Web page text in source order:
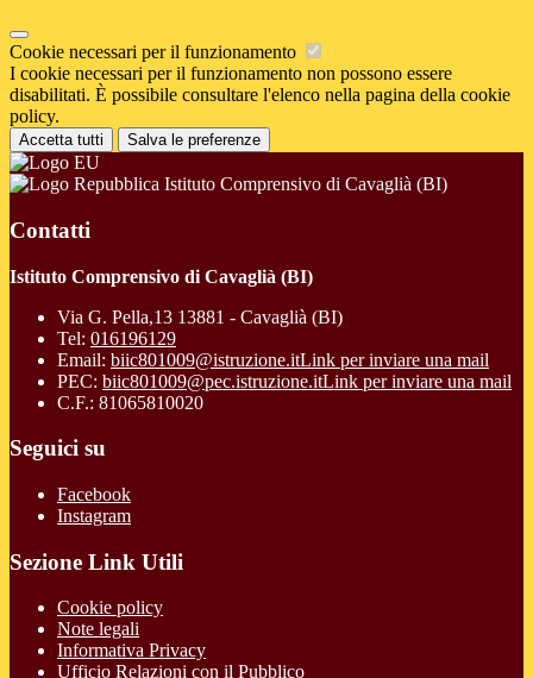
Cookie necessari per il funzionamento
I cookie necessari per il funzionamento non possono essere
disabilitati. È possibile consultare l'elenco nella pagina della cookie
policy.
Accetta tutti Salva le preferenze
Istituto Comprensivo di Cavaglià (BI)
Contatti
Istituto Comprensivo di Cavaglià (BI)
Via G. Pella,13 13881 - Cavaglià (BI)
Tel: 016196129
Email: biic801009@istruzione.itLink per inviare una mail
PEC: biic801009@pec.istruzione.itLink per inviare una mail
C.F.: 81065810020
Seguici su
Facebook
Instagram
Sezione Link Utili
Cookie policy
Note legali
Informativa Privacy
Ufficio Relazioni con il Pubblico